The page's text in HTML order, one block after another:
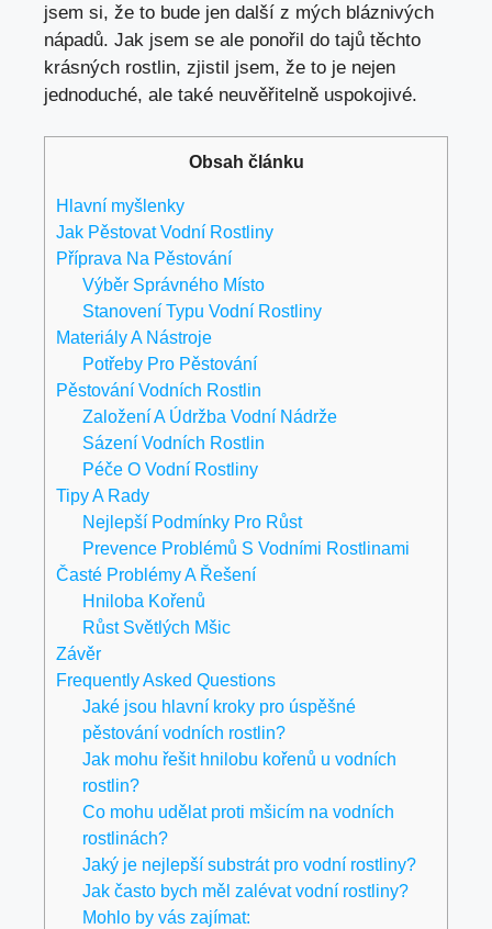
jsem si, že to bude jen další z mých bláznivých
nápadů. Jak jsem se ale ponořil do tajů těchto
krásných rostlin, zjistil jsem, že to je nejen
jednoduché, ale také neuvěřitelně uspokojivé.
Obsah článku
Hlavní myšlenky
Jak Pěstovat Vodní Rostliny
Příprava Na Pěstování
Výběr Správného Místo
Stanovení Typu Vodní Rostliny
Materiály A Nástroje
Potřeby Pro Pěstování
Pěstování Vodních Rostlin
Založení A Údržba Vodní Nádrže
Sázení Vodních Rostlin
Péče O Vodní Rostliny
Tipy A Rady
Nejlepší Podmínky Pro Růst
Prevence Problémů S Vodními Rostlinami
Časté Problémy A Řešení
Hniloba Kořenů
Růst Světlých Mšic
Závěr
Frequently Asked Questions
Jaké jsou hlavní kroky pro úspěšné
pěstování vodních rostlin?
Jak mohu řešit hnilobu kořenů u vodních
rostlin?
Co mohu udělat proti mšicím na vodních
rostlinách?
Jaký je nejlepší substrát pro vodní rostliny?
Jak často bych měl zalévat vodní rostliny?
Mohlo by vás zajímat: